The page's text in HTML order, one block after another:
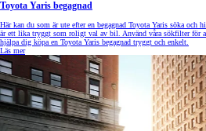
Toyota Yaris begagnad
Här kan du som är ute efter en begagnad Toyota Yaris söka och
är ett lika tryggt som roligt val av bil. Använd våra sökfilter för
hjälpa dig köpa en Toyota Yaris begagnad tryggt och enkelt.
Läs mer